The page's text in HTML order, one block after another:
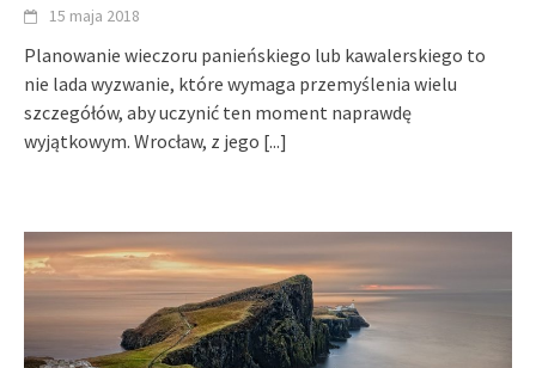
15 maja 2018
Planowanie wieczoru panieńskiego lub kawalerskiego to
nie lada wyzwanie, które wymaga przemyślenia wielu
szczegółów, aby uczynić ten moment naprawdę
wyjątkowym. Wrocław, z jego [...]